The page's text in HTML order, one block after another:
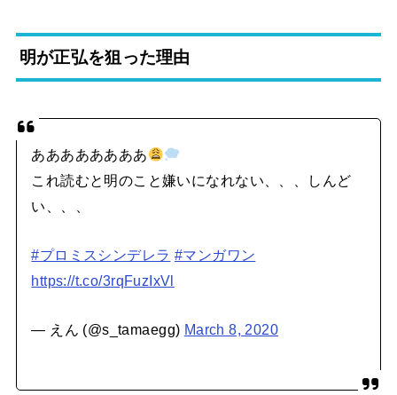
明が正弘を狙った理由
ああああああああ
これ読むと明のこと嫌いになれない、、、しんど
い、、、
#プロミスシンデレラ #マンガワン
https://t.co/3rqFuzIxVl
— えん (@s_tamaegg) March 8, 2020